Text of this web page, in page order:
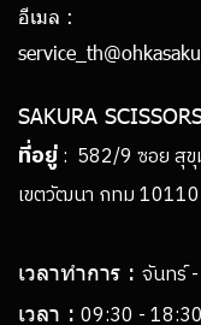
อีเมล :
SAKURA
ที่อยู่: 582/9 ซอย สุขุ
เขตวัฒนา กทม 10110
เวลาทำการ : จันทร์
เวลา : 09:30 -